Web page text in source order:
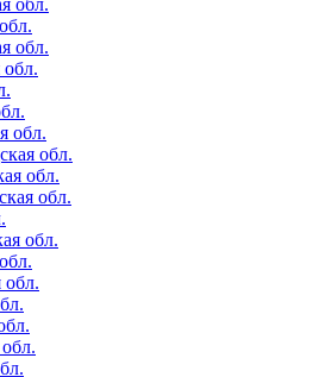
обл.
обл.
обл.
обл.
обл.
обл.
обл.
обл.
обл.